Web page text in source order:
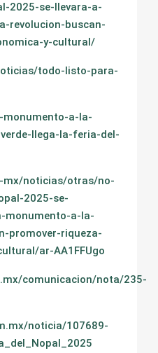
2025-se-llevara-a-
revolucion-buscan-
y-cultural/
todo-listo-para-
monumento-a-la-
llega-la-feria-del-
mx/noticias/otras/no-
2025-se-
monumento-a-la-
promover-riqueza-
ar-AA1FFUgo
comunicacion/nota/235-
noticia/107689-